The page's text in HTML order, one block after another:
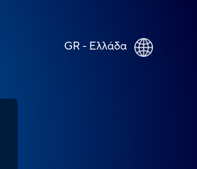
GR - Ελλάδα